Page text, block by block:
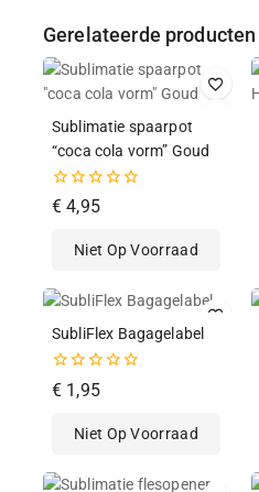
Gerelateerde producten
Sublimatie spaarpot
“coca cola vorm” Goud
0
van
€ 4,95
Niet Op Voorraad
SubliFlex Bagagelabel
0
van
€ 1,95
Niet Op Voorraad